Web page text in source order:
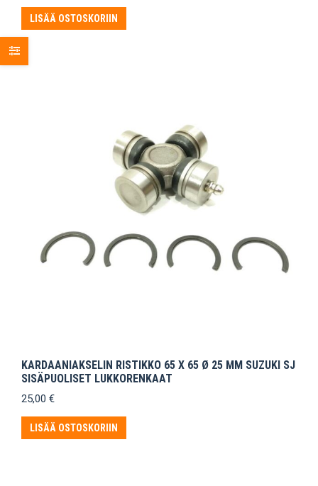
LISÄÄ OSTOSKORIIN
KARDAANIAKSELIN RISTIKKO 65 X 65 Ø 25 MM SUZUKI SJ
SISÄPUOLISET LUKKORENKAAT
25,00 €
LISÄÄ OSTOSKORIIN